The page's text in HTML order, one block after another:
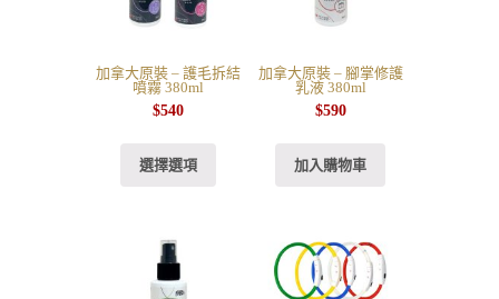
加拿大原裝 – 護毛拆結
噴霧 380ml
$540
選擇選項
加拿大原裝 – 腳掌修護
乳液 380ml
$590
加入購物車